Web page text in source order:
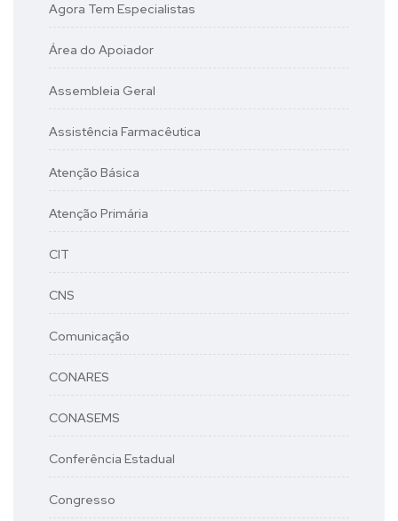
Agora Tem Especialistas
Área do Apoiador
Assembleia Geral
Assistência Farmacêutica
Atenção Básica
Atenção Primária
CIT
CNS
Comunicação
CONARES
CONASEMS
Conferência Estadual
Congresso